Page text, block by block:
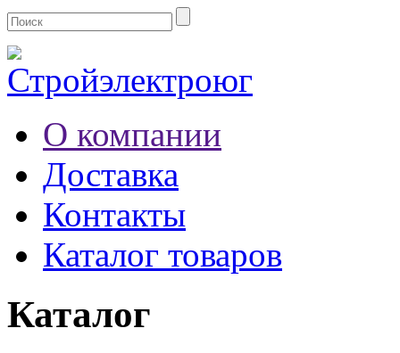
О компании
Доставка
Контакты
Каталог товаров
Каталог